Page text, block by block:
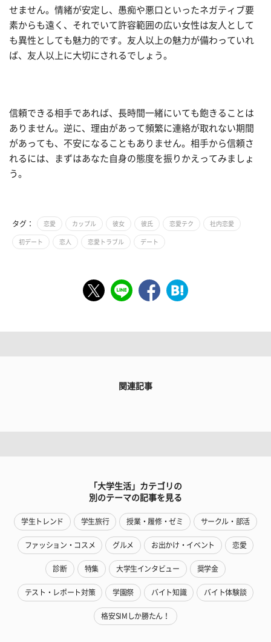
せません。情緒が安定し、愚痴や悪口といったネガティブ要
素からも遠く、それでいて許容範囲の広い女性は友人として
も異性としても魅力的です。友人以上の魅力が備わっていれ
ば、友人以上に大切にされるでしょう。
信頼できる相手であれば、長時間一緒にいても飽きることは
ありません。逆に、理由があって頻繁に連絡が取れない期間
があっても、不安になることもありません。相手から信頼さ
れるには、まずはあなた自身の態度を振りかえってみましょ
う。
タグ： 恋愛 カップル 彼女 彼氏 恋愛テク 社内恋愛
初デート 恋人 恋愛トラブル デート
関連記事
「大学生活」カテゴリの
別のテーマの記事を見る
学生トレンド 学生旅行 授業・履修・ゼミ サークル・部活
ファッション・コスメ グルメ お出かけ・イベント 恋愛
診断 特集 大学生インタビュー 奨学金
テスト・レポート対策 学園祭 バイト知識 バイト体験談
格安SIMしか勝たん！